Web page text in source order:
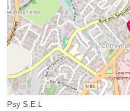
Psy S.E.L